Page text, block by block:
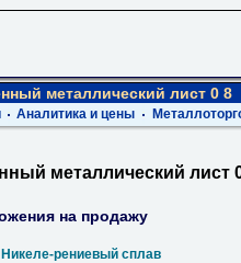
металлический лист 0 8
Аналитика и цены
металлический лист
на продажу
Никеле-рениевый сплав